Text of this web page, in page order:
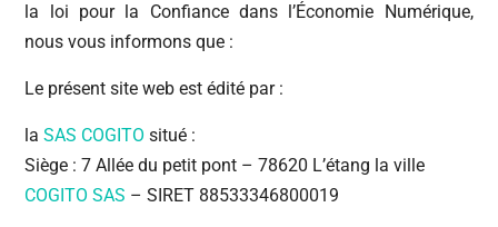
la loi pour la Confiance dans l’Économie Numérique,
nous vous informons que :
Le présent site web est édité par :
laSAS COGITO situé :
Siège : 7 Allée du petit pont – 78620 L’étang la ville
COGITO SAS – SIRET 88533346800019